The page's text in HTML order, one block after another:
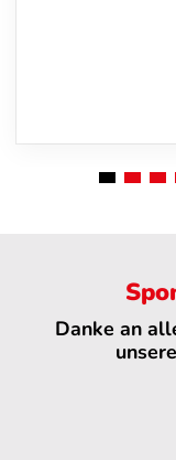
Danke an